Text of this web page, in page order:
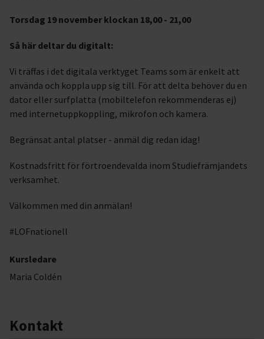
Torsdag 19 november klockan 18,00 - 21,00
Så här deltar du digitalt:
Vi träffas i det digitala verktyget Teams som är enkelt att
använda och koppla upp sig till. För att delta behöver du en
dator eller surfplatta (mobiltelefon rekommenderas ej)
med internetuppkoppling, mikrofon och kamera.
Begränsat antal platser - anmäl dig redan idag!
Kostnadsfritt för förtroendevalda inom Studiefrämjandets
verksamhet.
Välkommen med din anmälan!
#LOFnationell
Kursledare
Maria Coldén
Kontakt